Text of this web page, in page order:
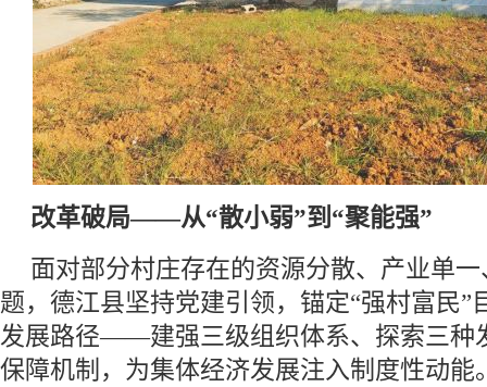
改革破局——从“散小弱”到“聚能强”
面对部分村庄存在的资源分散、产业单
题，德江县坚持党建引领，锚定“强村富民”
发展路径——建强三级组织体系、探索三种
保障机制，为集体经济发展注入制度性动能